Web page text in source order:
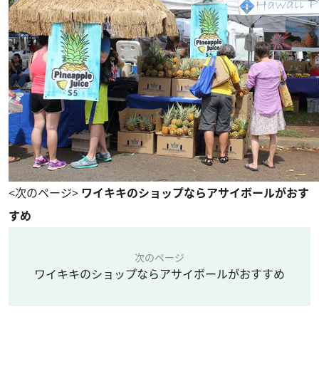
<次のページ> ワイキキのショップならアサイボールがおす
すめ
次のページ
ワイキキのショップならアサイボールがおすすめ